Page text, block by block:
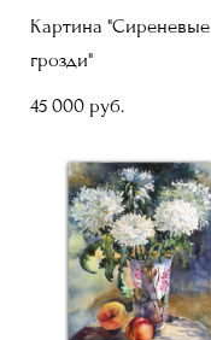
Картина "Сиреневые
грозди"
45 000 pуб.